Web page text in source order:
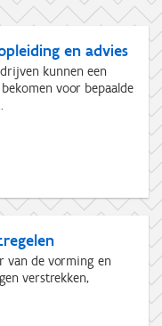
en advies
kunnen een
voor bepaalde
van de vorming en
verstrekken,